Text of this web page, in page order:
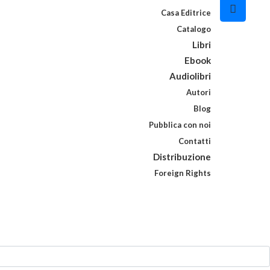
Casa Editrice
Catalogo
Libri
Ebook
Audiolibri
Autori
Blog
Pubblica con noi
Contatti
Distribuzione
Foreign Rights